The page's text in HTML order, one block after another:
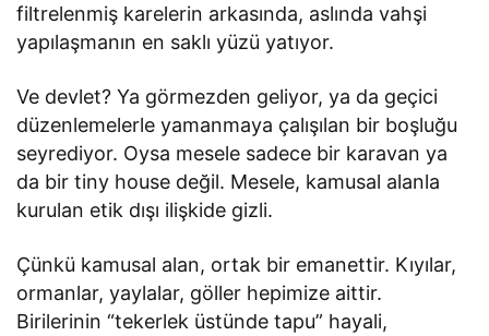
filtrelenmiş karelerin arkasında, aslında vahşi
yapılaşmanın en saklı yüzü yatıyor.
Ve devlet? Ya görmezden geliyor, ya da geçici
düzenlemelerle yamanmaya çalışılan bir boşluğu
seyrediyor. Oysa mesele sadece bir karavan ya
da bir tiny house değil. Mesele, kamusal alanla
kurulan etik dışı ilişkide gizli.
Çünkü kamusal alan, ortak bir emanettir. Kıyılar,
ormanlar, yaylalar, göller hepimize aittir.
Birilerinin “tekerlek üstünde tapu” hayali,